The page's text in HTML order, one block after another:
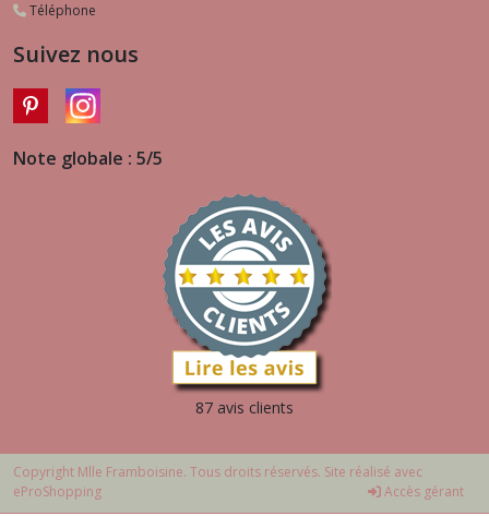
Téléphone
Suivez nous
Note globale : 5/5
87 avis clients
Copyright Mlle Framboisine. Tous droits réservés. Site réalisé avec
eProShopping
Accès gérant